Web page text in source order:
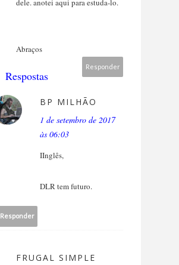
dele. anotei aqui para estuda-lo.
Abraços
Responder
Respostas
BP MILHÃO
1 de setembro de 2017
às 06:03
IInglês,
DLR tem futuro.
Responder
FRUGAL SIMPLE